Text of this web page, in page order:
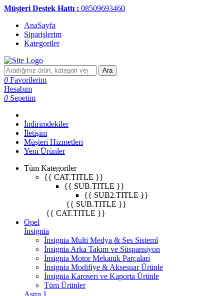
Müşteri Destek Hattı : 08509693460
AnaSayfa
Siparişlerim
Kategoriler
Ara
0 Favorilerim
Hesabım
0 Sepetim
İndirimdekiler
İletişim
Müşteri Hizmetleri
Yeni Ürünler
Tüm Kategoriler
{{ CAT.TITLE }}
{{ SUB.TITLE }}
{{ SUB2.TITLE }}
{{ SUB.TITLE }}
{{ CAT.TITLE }}
Opel
İnsignia
İnsignia Multi Medya & Ses Sisteml
İnsignia Arka Takım ve Süspansiyon
İnsignia Motor Mekanik Parçaları
İnsignia Modifiye & Aksesuar Ürünle
İnsignia Karoseri ve Kaporta Ürünle
Tüm Ürünler
Astra J